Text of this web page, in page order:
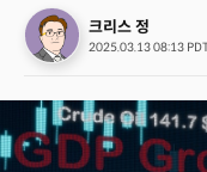
크리스 정
2025.03.13 08:13